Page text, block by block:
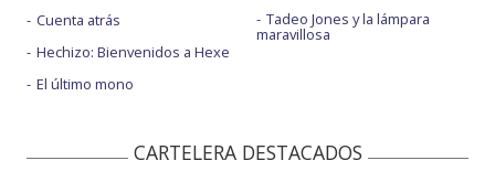
Cuenta atrás
Hechizo: Bienvenidos a Hexe
El último mono
Tadeo Jones y la lámpara
maravillosa
CARTELERA DESTACADOS